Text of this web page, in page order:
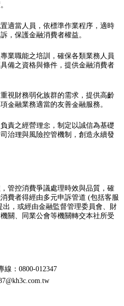
適當人員，依標準作業程序，適時
，保護金融消費者權益。
業職能之培訓，確保各類業務人員
備之資格與條件，提供金融消費者
視財務弱化族群的需求，提供高齡
金融業務適當的友善金融服務。
責之經營理念，制定以誠信為基礎
治理與風險控管機制，創造永續發
管控消費爭議處理時效與品質，確
費者得經由多元申訴管道 (包括客服
，或經由金融監督管理委員會、財
關、同業公會等機關轉交本社所受
線：0800-012347